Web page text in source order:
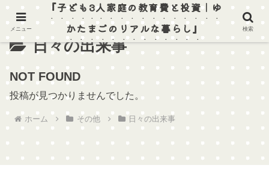
日々の出来事
NOT FOUND
投稿が見つかりませんでした。
ホーム その他 日々の出来事
メニュー
『子ども3人家庭の教育費と投資｜ゆ
かたまごのリアルな暮らし』
検索